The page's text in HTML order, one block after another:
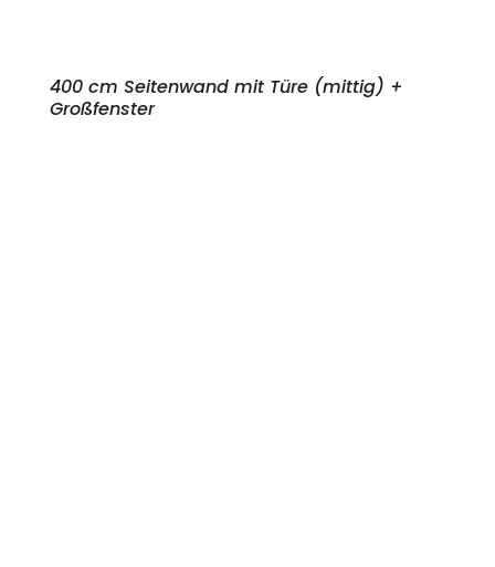
400 cm Seitenwand mit Türe (mittig) +
Großfenster